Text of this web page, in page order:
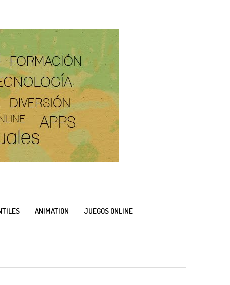
ANIMATION
JUEGOS ONLINE